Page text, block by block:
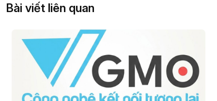
Bài viết liên quan